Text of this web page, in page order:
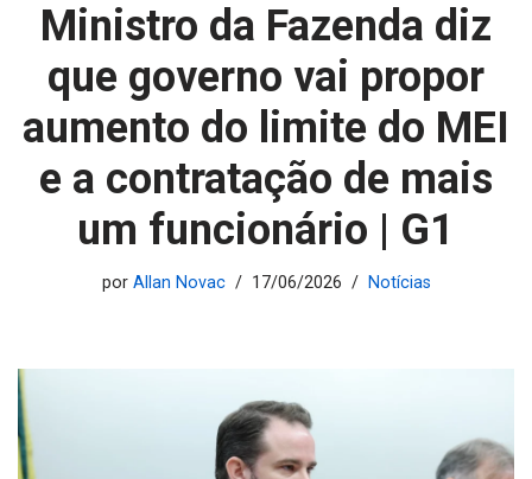
Ministro da Fazenda diz
que governo vai propor
aumento do limite do MEI
e a contratação de mais
um funcionário | G1
por Allan Novac 17/06/2026 Notícias